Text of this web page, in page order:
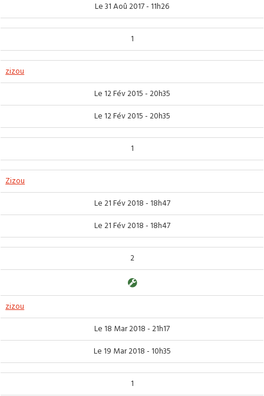
Le 31 Aoû 2017 - 11h26
1
zizou
Le 12 Fév 2015 - 20h35
Le 12 Fév 2015 - 20h35
1
Zizou
Le 21 Fév 2018 - 18h47
Le 21 Fév 2018 - 18h47
2
zizou
Le 18 Mar 2018 - 21h17
Le 19 Mar 2018 - 10h35
1